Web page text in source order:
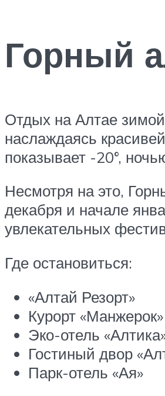
Горный
Отдых на Алтае зимой
наслаждаясь
показывает -20°,
Несмотря на это,
декабря и начале
увлекательных
Где остановиться:
«Алтай Резорт»
Курорт «Манжерок»
Эко-отель
Гостиный двор
Парк-отель «Ая»